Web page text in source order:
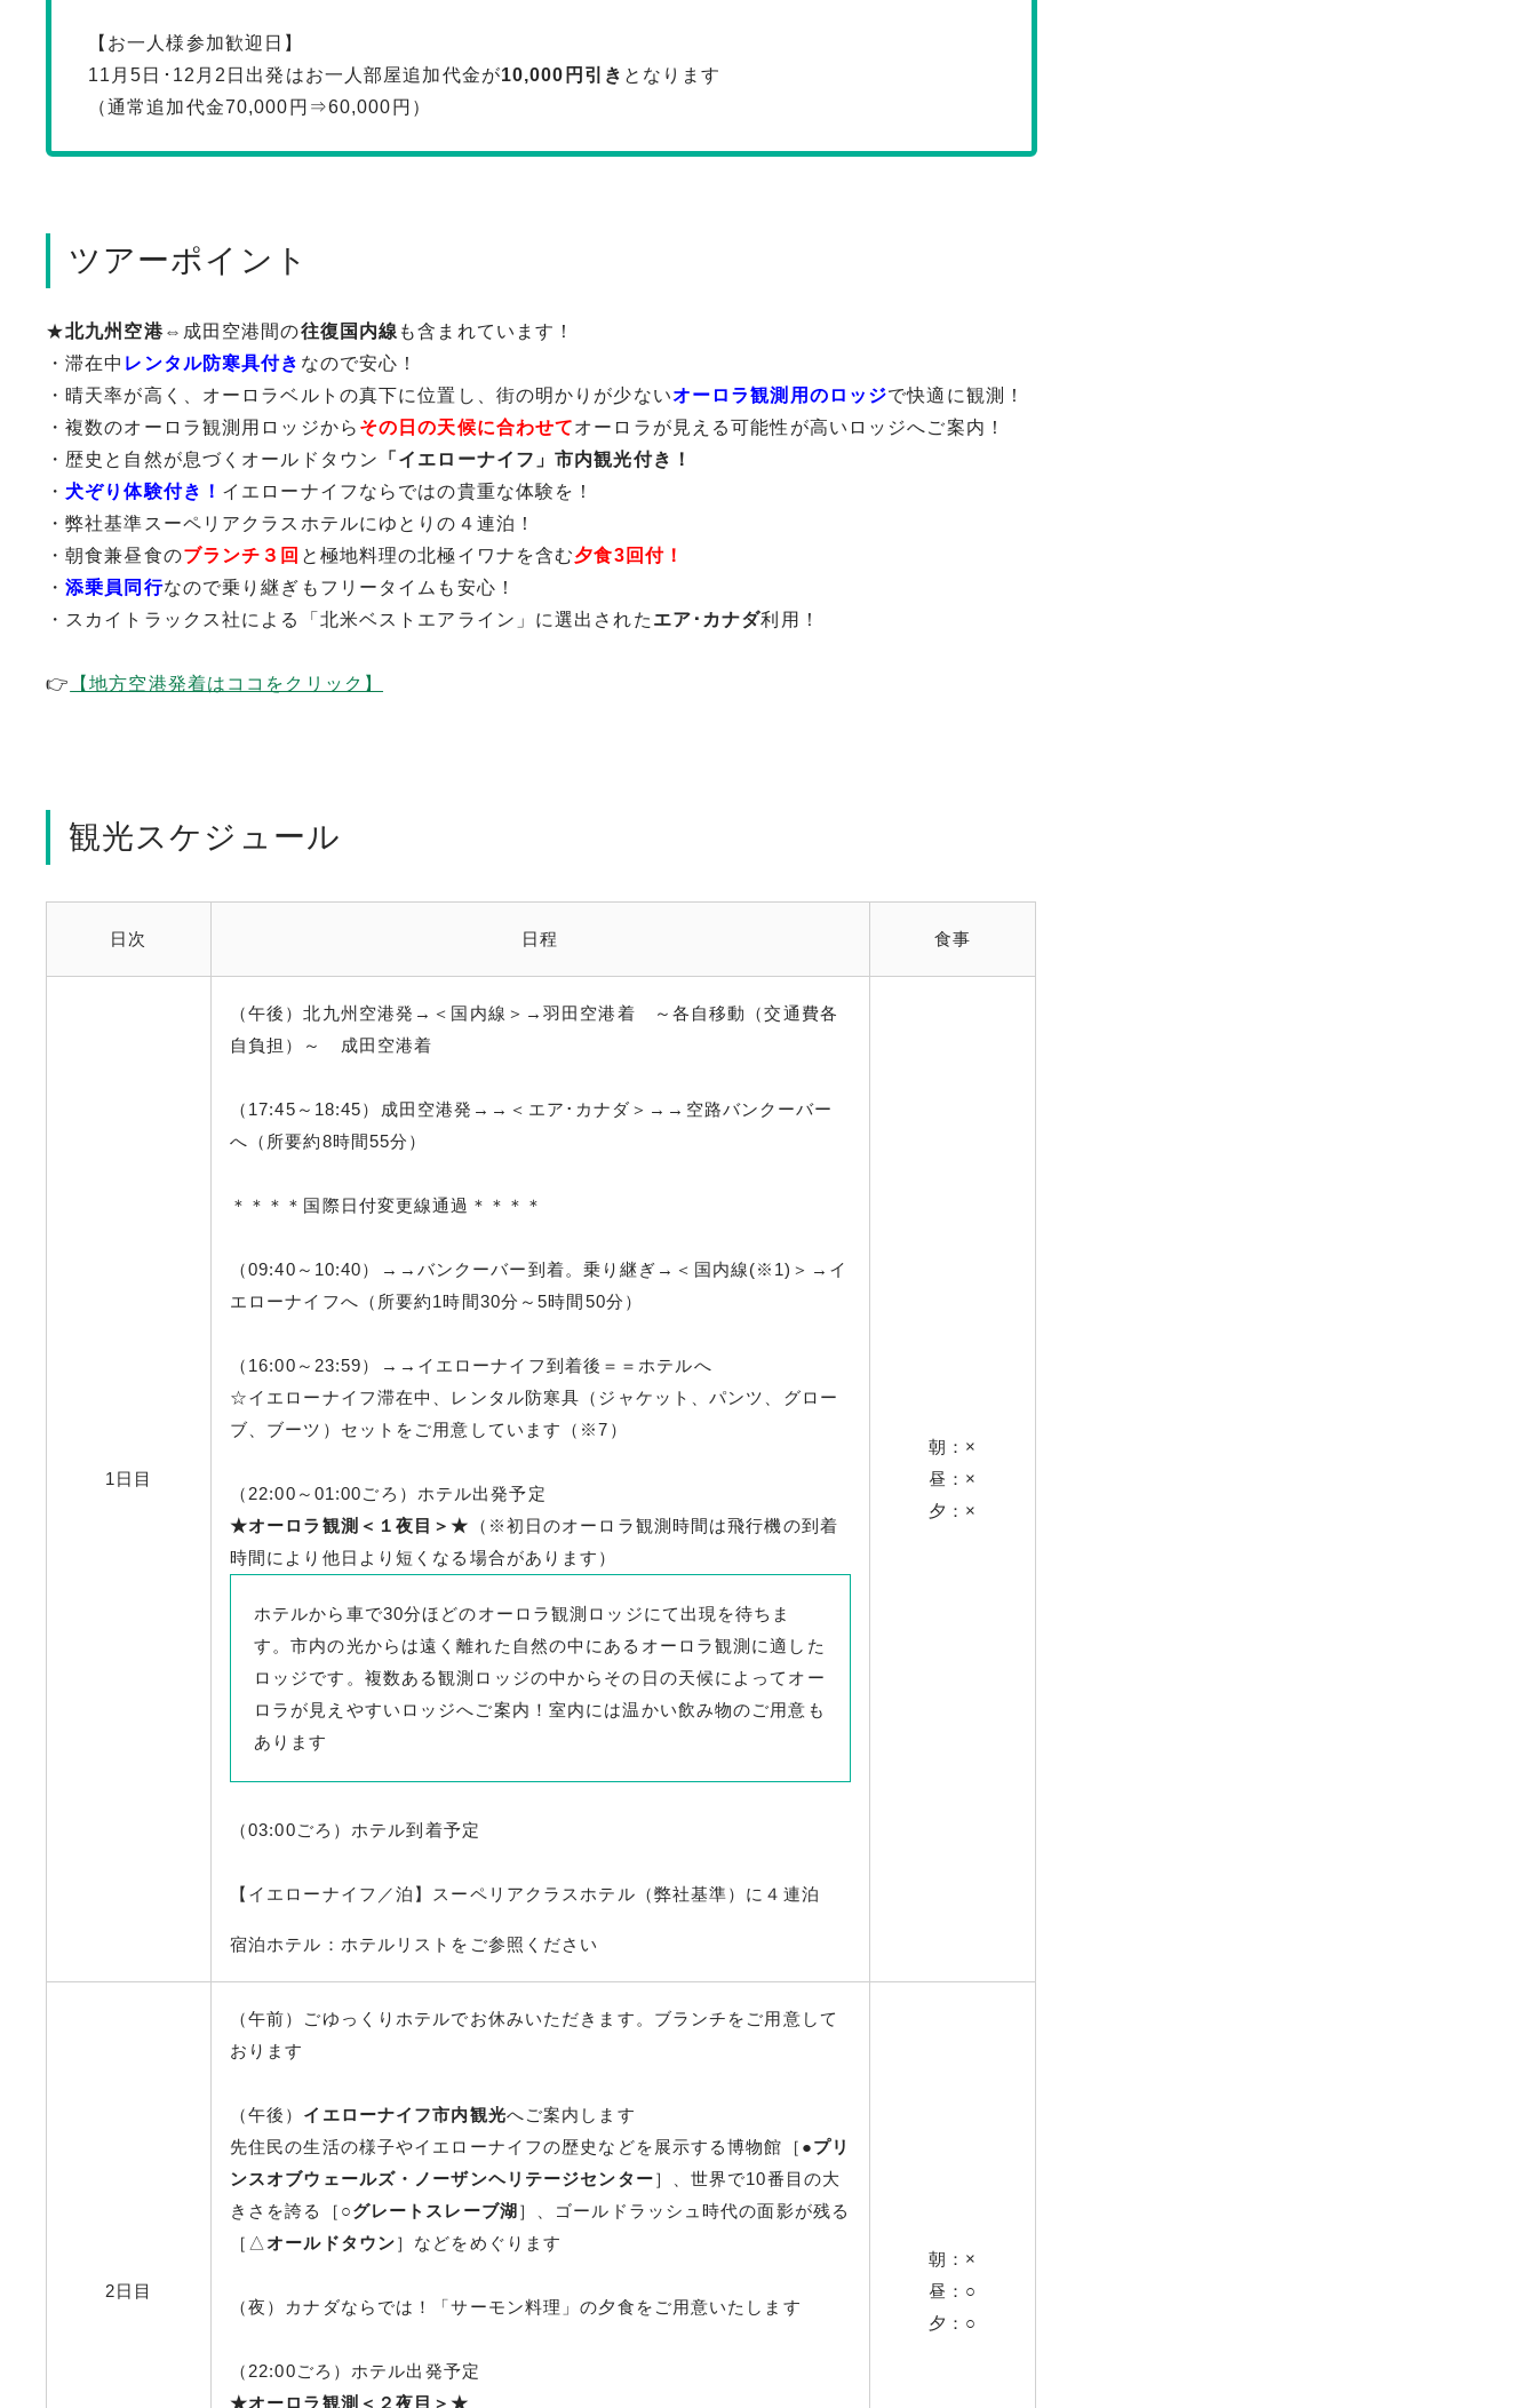
【お一人様参加歓迎日】
11月5日･12月2日出発はお一人部屋追加代金が10,000円引き となります
（通常追加代金70,000円⇒60,000円）
ツアーポイント
★北九州空港⇔成田空港間の往復国内線 も含まれています！
・滞在中 レンタル防寒具付き なので安心！
・晴天率が高く、オーロラベルトの真下に位置し、街の明かりが少ないオーロラ観測用のロッジで快適に観測！
・複数のオーロラ観測用ロッジから その日の天候に合わせてオーロラが見える可能性が高いロッジへご案内！
・歴史と自然が息づくオールドタウン
「イエローナイフ」市内観光付き！
・ 犬ぞり体験付き！ イエローナイフならではの貴重な体験を！
・弊社基準スーペリアクラスホテルにゆとりの４連泊！
・朝食兼昼食のブランチ３回 と極地料理の北極イワナを含む夕食3回付！
・添乗員同行なので乗り継ぎもフリータイムも安心！
・スカイトラックス社による「北米ベストエアライン」に選出された エア･カナダ利用！
👉 【地方空港発着はココをクリック】
観光スケジュール
日次 日程 食事
1日目
（午後）北九州空港発→＜国内線＞→羽田空港着 ～各自移動（交通費各
自負担）～ 成田空港着
（17:45～18:45）成田空港発→→＜エア･カナダ＞→→空路バンクーバー
へ（所要約8時間55分）
＊＊＊＊国際日付変更線通過＊＊＊＊
（09:40～10:40）→→バンクーバー到着。乗り継ぎ→＜国内線(※1)＞→イ
エローナイフへ（所要約1時間30分～5時間50分）
（16:00～23:59）→→イエローナイフ到着後＝＝ホテルへ
☆イエローナイフ滞在中、レンタル防寒具（ジャケット、パンツ、グロー
ブ、ブーツ）セットをご用意しています（※7）
（22:00～01:00ごろ）ホテル出発予定
★オーロラ観測＜１夜目＞★ （※初日のオーロラ観測時間は飛行機の到着
時間により他日より短くなる場合があります）
ホテルから車で30分ほどのオーロラ観測ロッジにて出現を待ちま
す。市内の光からは遠く離れた自然の中にあるオーロラ観測に適した
ロッジです。複数ある観測ロッジの中からその日の天候によってオー
ロラが見えやすいロッジへご案内！室内には温かい飲み物のご用意も
あります
（03:00ごろ）ホテル到着予定
【イエローナイフ／泊】スーペリアクラスホテル（弊社基準）に４連泊
宿泊ホテル：ホテルリストをご参照ください
朝：×
昼：×
夕：×
2日目
（午前）ごゆっくりホテルでお休みいただきます。ブランチをご用意して
おります
（午後） イエローナイフ市内観光へご案内します
先住民の生活の様子やイエローナイフの歴史などを展示する博物館［●プリ
ンスオブウェールズ・ノーザンヘリテージセンター］、世界で10番目の大
きさを誇る［○グレートスレーブ湖 ］、ゴールドラッシュ時代の面影が残る
［△オールドタウン］などをめぐります
（夜）カナダならでは！「サーモン料理」の夕食をご用意いたします
（22:00ごろ）ホテル出発予定
★オーロラ観測＜２夜目＞★
朝：×
昼：○
夕：○